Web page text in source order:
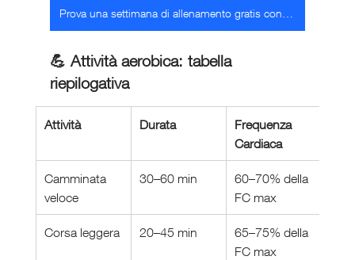
💪 Attività aerobica: tabella
riepilogativa
Attività Durata
Frequenza
Cardiaca
Camminata
veloce
30–60 min
60–70% della
FC max
Corsa leggera 20–45 min
65–75% della
FC max